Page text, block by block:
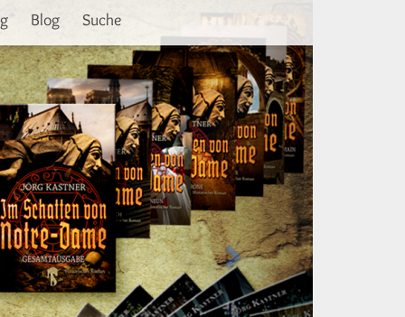
Blog Suche Weiter